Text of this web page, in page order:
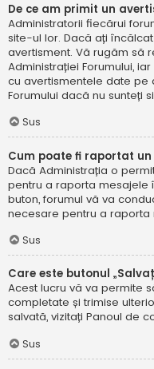
De ce am primit un
Administratorii fiecărui
site-ul lor. Dacă ați
avertisment. Vă rugăm să
Administrației Forumului,
cu avertismentele date pe
Forumului dacă nu sunteți
Sus
Cum poate fi raportat
Dacă Administrația o
pentru a raporta mesajele
buton, forumul vă va
necesare pentru a raporta
Sus
Care este butonul
Acest lucru vă va permite
completate și trimise
salvată, vizitați Panoul de
Sus